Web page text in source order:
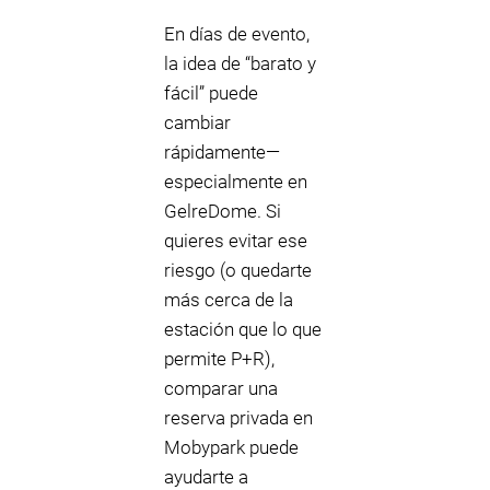
En días de evento,
la idea de “barato y
fácil” puede
cambiar
rápidamente—
especialmente en
GelreDome. Si
quieres evitar ese
riesgo (o quedarte
más cerca de la
estación que lo que
permite P+R),
comparar una
reserva privada en
Mobypark puede
ayudarte a